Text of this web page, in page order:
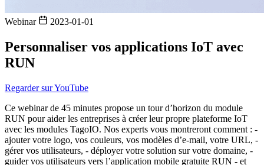
Webinar 2023-01-01
Personnaliser vos applications IoT avec
RUN
Regarder sur YouTube
Ce webinar de 45 minutes propose un tour d’horizon du module
RUN pour aider les entreprises à créer leur propre plateforme IoT
avec les modules TagoIO. Nos experts vous montreront comment : -
ajouter votre logo, vos couleurs, vos modèles d’e-mail, votre URL, -
gérer vos utilisateurs, - déployer votre solution sur votre domaine, -
guider vos utilisateurs vers l’application mobile gratuite RUN - et